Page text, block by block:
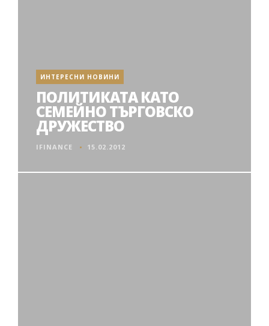
ИНТЕРЕСНИ НОВИНИ
ПОЛИТИКАТА КАТО
СЕМЕЙНО ТЪРГОВСКО
ДРУЖЕСТВО
IFINANCE 15.02.2012